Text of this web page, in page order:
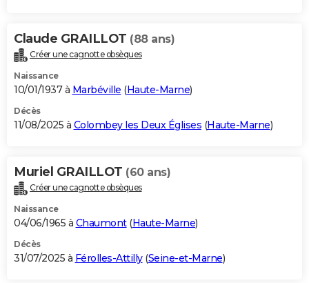
Claude GRAILLOT (88 ans)
Créer une cagnotte obsèques
Naissance
10/01/1937 à Marbéville (Haute-Marne)
Décès
11/08/2025 à Colombey les Deux Églises (Haute-Marne)
Muriel GRAILLOT (60 ans)
Créer une cagnotte obsèques
Naissance
04/06/1965 à Chaumont(Haute-Marne)
Décès
31/07/2025 à Férolles-Attilly(Seine-et-Marne)